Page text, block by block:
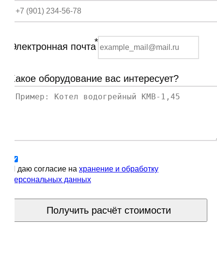
Электронная почта*
Какое оборудование вас интересует?
Я даю согласие на хранение и обработку
персональных данных
Получить расчёт стоимости